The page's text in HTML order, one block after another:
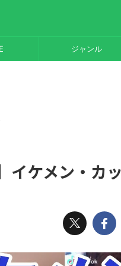
ジャンル
イケメン・カ